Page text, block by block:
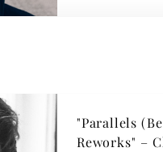
"Parallels
Reworks" –